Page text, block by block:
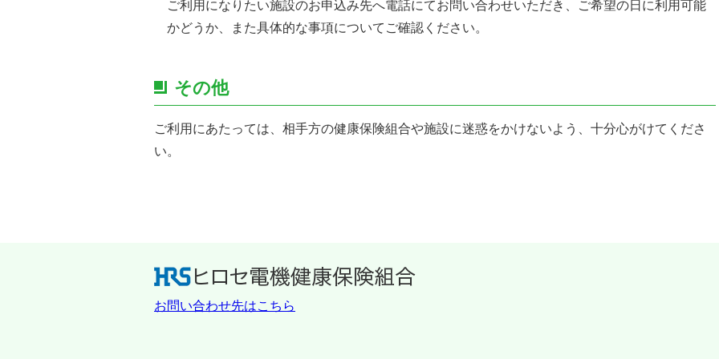
ご利用になりたい施設のお申込み先へ電話にてお問い合わせいただき、ご希望の日に利用可能
かどうか、また具体的な事項についてご確認ください。
その他
ご利用にあたっては、相手方の健康保険組合や施設に迷惑をかけないよう、十分心がけてくださ
い。
お問い合わせ先はこちら